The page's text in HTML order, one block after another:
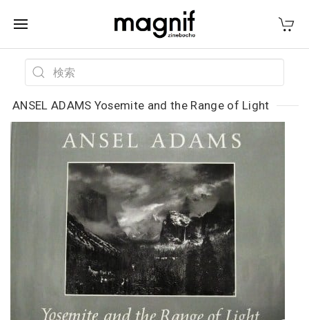
ANSEL ADAMS Yosemite and the Range of Light